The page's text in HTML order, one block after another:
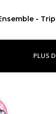
-
PLUS